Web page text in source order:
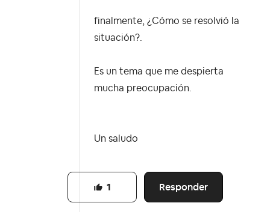
finalmente, ¿Cómo se resolvió la
situación?.
Es un tema que me despierta
mucha preocupación.
Un saludo
Responder
1